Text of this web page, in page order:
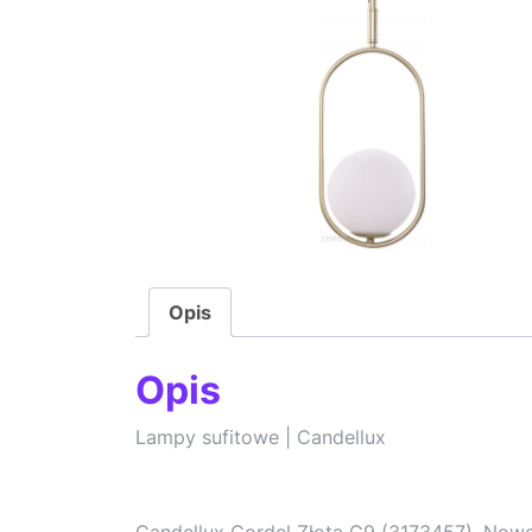
Opis
Opis
Lampy sufitowe | Candellux